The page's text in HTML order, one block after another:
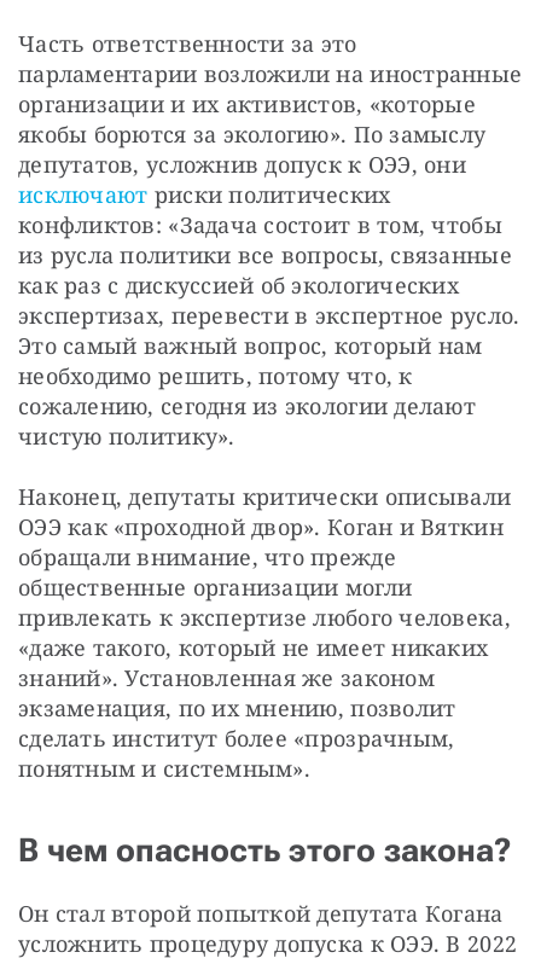
Часть ответственности за это
парламентарии возложили на иностранные
организации и их активистов, «которые
якобы борются за экологию». По замыслу
исключают риски политических
конфликтов: «Задача состоит в том, чтобы
из русла политики все вопросы, связанные
как раз с дискуссией об экологических
экспертизах, перевести в экспертное русло.
Это самый важный вопрос, который нам
необходимо решить, потому что, к
сожалению, сегодня из экологии делают
чистую политику».
Наконец, депутаты критически описывали
ОЭЭ как «проходной двор». Коган и Вяткин
обращали внимание, что прежде
общественные организации могли
привлекать к экспертизе любого человека,
«даже такого, который не имеет никаких
знаний». Установленная же законом
экзаменация, по их мнению, позволит
сделать институт более «прозрачным,
понятным и системным».
В чем опасность этого закона?
Он стал второй попыткой депутата Когана
усложнить процедуру допуска к ОЭЭ. В 2022